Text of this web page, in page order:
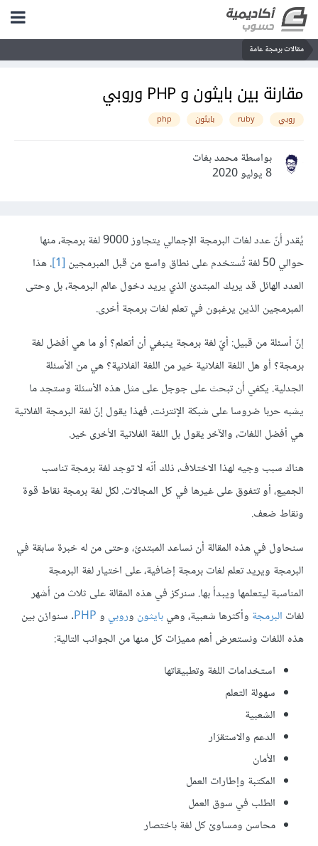
مقالات برمجة عامة
مقارنة بين بايثون و PHP وروبي
روبي ruby بايثون php
بواسطة محمد بغات
8 يوليو 2020
يُقدر أنّ عدد لغات البرمجة الإجمالي يتجاوز 9000 لغة برمجة، منها
حوالي 50 لغة تُستخدم على نطاق واسع من قبل المبرمجين
[1] . هذا
العدد الهائل قد يربك المبتدئ الذي يريد دخول عالم البرمجة، بل وحتى
المبرمجين الذين يرغبون في تعلم لغات برمجة أخرى.
إنّ أسئلة من قبيل: أيّ لغة برمجة ينبغي أن أتعلم؟ أو ما هي أفضل لغة
برمجة؟ أو هل اللغة الفلانية خير من اللغة الفلانية؟ هي من الأسئلة
الجدلية. يكفي أن تبحث على جوجل على مثل هذه الأسئلة وستجد ما
يشبه حربا ضروسا على شبكة الإنترنت. فهذا يقول إنّ لغة البرمجة الفلانية
هي أفضل اللغات، والآخر يقول بل اللغة الفلانية الأخرى خير.
هناك سبب وجيه لهذا الاختلاف، ذلك أنّه لا توجد لغة برمجة تناسب
الجميع، أو تتفوق على غيرها في كل المجالات. لكل لغة برمجة نقاط قوة
ونقاط ضعف.
سنحاول في هذه المقالة أن نساعد المبتدئ، وحتى من له خبرة سابقة في
البرمجة ويريد تعلم لغات برمجة إضافية، على اختيار لغة البرمجة
المناسبة ليتعلمها ويبدأ بها. سنركز في هذه المقالة على ثلاث من أشهر
لغات البرمجة وأكثرها شعبية، وهيبايثون وروبي وPHP. سنوازن بين
هذه اللغات ونستعرض أهم مميزات كل منها من الجوانب التالية:
استخدامات اللغة وتطبيقاتها
سهولة التعلم
الشعبية
الدعم والاستقرَار
الأمان
المكتبة وإطارات العمل
الطلب في سوق العمل
محاسن ومساوئ كل لغة باختصار